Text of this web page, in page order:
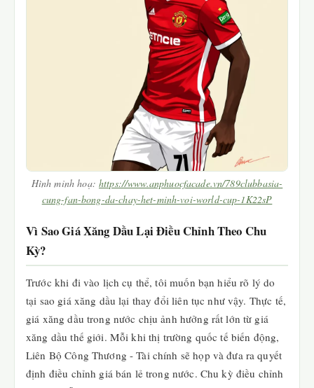
Hình minh hoạ: https://www.anphuocfacade.vn/789clubbasia-
cung-fan-bong-da-chay-het-minh-voi-world-cup-1K22sP
Vì Sao Giá Xăng Dầu Lại Điều Chỉnh Theo Chu
Kỳ?
Trước khi đi vào lịch cụ thể, tôi muốn bạn hiểu rõ lý do
tại sao giá xăng dầu lại thay đổi liên tục như vậy. Thực tế,
giá xăng dầu trong nước chịu ảnh hưởng rất lớn từ giá
xăng dầu thế giới. Mỗi khi thị trường quốc tế biến động,
Liên Bộ Công Thương - Tài chính sẽ họp và đưa ra quyết
định điều chỉnh giá bán lẻ trong nước. Chu kỳ điều chỉnh